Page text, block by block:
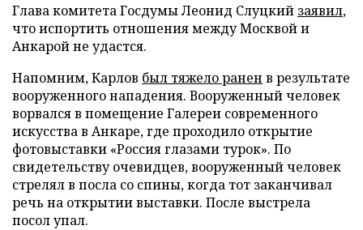
Глава комитета Госдумы Леонид Слуцкий заявил,
что испортить отношения между Москвой и
Анкарой не удастся.
Напомним, Карлов был тяжело ранен в результате
вооруженного нападения. Вооруженный человек
ворвался в помещение Галереи современного
искусства в Анкаре, где проходило открытие
фотовыставки «Россия глазами турок». По
свидетельству очевидцев, вооруженный человек
стрелял в посла со спины, когда тот заканчивал
речь на открытии выставки. После выстрела
посол упал.